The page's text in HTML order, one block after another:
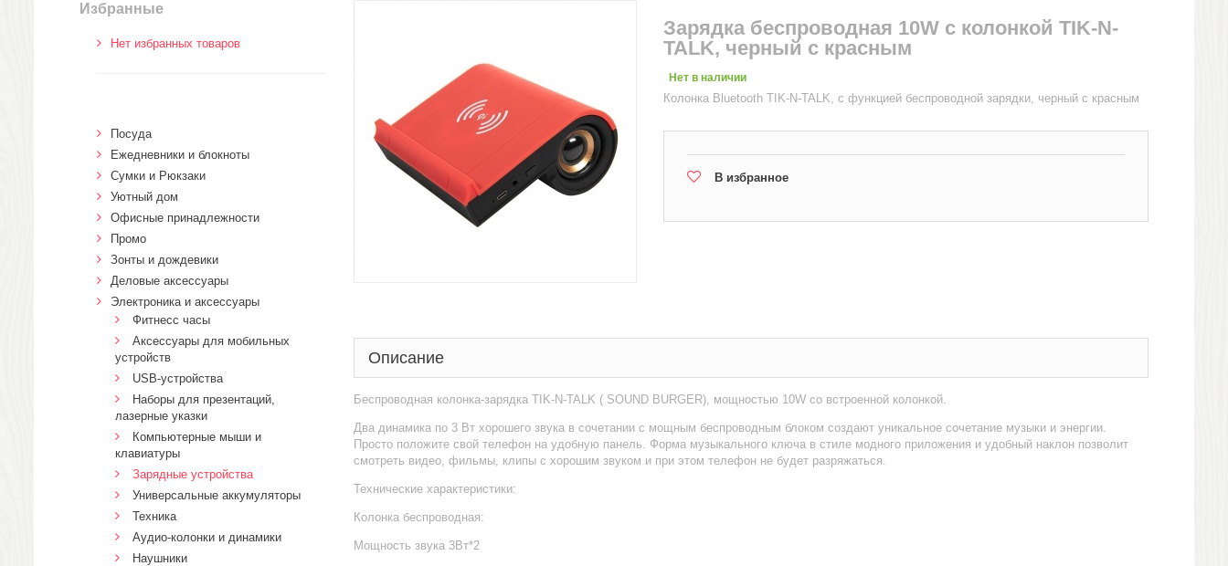
Зарядка беспроводная 10W с колонкой TIK-N-
TALK, черный с красным
Нет в наличии
Колонка Bluetooth TIK-N-TALK, с функцией беспроводной зарядки, черный с красным
В избранное
Описание
Беспроводная колонка-зарядка TIK-N-TALK ( SOUND BURGER), мощностью 10W со встроенной колонкой.
Два динамика по 3 Вт хорошего звука в сочетании с мощным беспроводным блоком создают уникальное сочетание музыки и энергии.
Просто положите свой телефон на удобную панель. Форма музыкального ключа в стиле модного приложения и удобный наклон позволит
смотреть видео, фильмы, клипы с хорошим звуком и при этом телефон не будет разряжаться.
Технические характеристики:
Колонка беспроводная:
Мощность звука 3Вт*2
Избранные
Нет избранных товаров
Посуда
Ежедневники и блокноты
Сумки и Рюкзаки
Уютный дом
Офисные принадлежности
Промо
Зонты и дождевики
Деловые аксессуары
Электроника и аксессуары
Фитнесс часы
Аксессуары для мобильных
устройств
USB-устройства
Наборы для презентаций,
лазерные указки
Компьютерные мыши и
клавиатуры
Зарядные устройства
Универсальные аккумуляторы
Техника
Аудио-колонки и динамики
Наушники